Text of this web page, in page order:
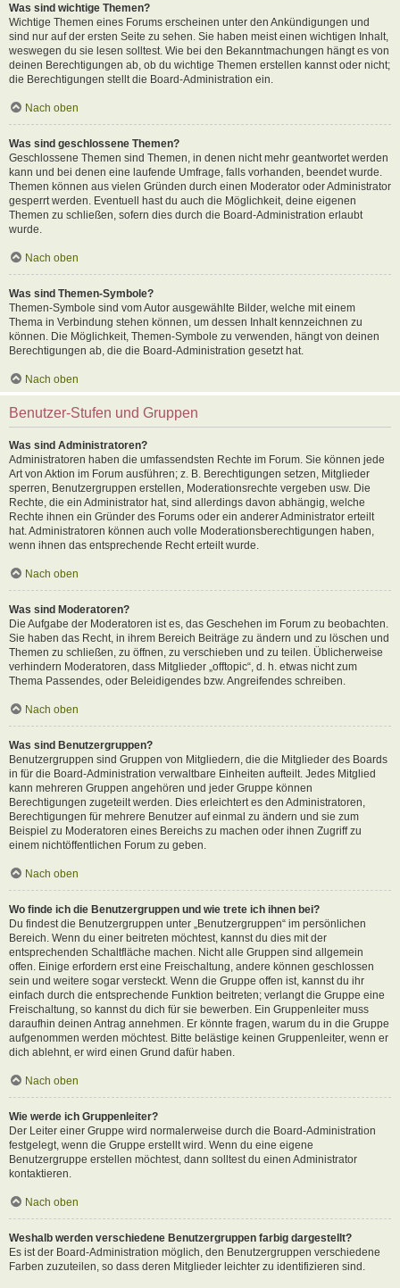
Was sind wichtige Themen?
Wichtige Themen eines Forums erscheinen unter den Ankündigungen und
sind nur auf der ersten Seite zu sehen. Sie haben meist einen wichtigen Inhalt,
weswegen du sie lesen solltest. Wie bei den Bekanntmachungen hängt es von
deinen Berechtigungen ab, ob du wichtige Themen erstellen kannst oder nicht;
die Berechtigungen stellt die Board-Administration ein.
Nach oben
Was sind geschlossene Themen?
Geschlossene Themen sind Themen, in denen nicht mehr geantwortet werden
kann und bei denen eine laufende Umfrage, falls vorhanden, beendet wurde.
Themen können aus vielen Gründen durch einen Moderator oder Administrator
gesperrt werden. Eventuell hast du auch die Möglichkeit, deine eigenen
Themen zu schließen, sofern dies durch die Board-Administration erlaubt
wurde.
Nach oben
Was sind Themen-Symbole?
Themen-Symbole sind vom Autor ausgewählte Bilder, welche mit einem
Thema in Verbindung stehen können, um dessen Inhalt kennzeichnen zu
können. Die Möglichkeit, Themen-Symbole zu verwenden, hängt von deinen
Berechtigungen ab, die die Board-Administration gesetzt hat.
Nach oben
Benutzer-Stufen und Gruppen
Was sind Administratoren?
Administratoren haben die umfassendsten Rechte im Forum. Sie können jede
Art von Aktion im Forum ausführen; z. B. Berechtigungen setzen, Mitglieder
sperren, Benutzergruppen erstellen, Moderationsrechte vergeben usw. Die
Rechte, die ein Administrator hat, sind allerdings davon abhängig, welche
Rechte ihnen ein Gründer des Forums oder ein anderer Administrator erteilt
hat. Administratoren können auch volle Moderationsberechtigungen haben,
wenn ihnen das entsprechende Recht erteilt wurde.
Nach oben
Was sind Moderatoren?
Die Aufgabe der Moderatoren ist es, das Geschehen im Forum zu beobachten.
Sie haben das Recht, in ihrem Bereich Beiträge zu ändern und zu löschen und
Themen zu schließen, zu öffnen, zu verschieben und zu teilen. Üblicherweise
verhindern Moderatoren, dass Mitglieder „offtopic“, d. h. etwas nicht zum
Thema Passendes, oder Beleidigendes bzw. Angreifendes schreiben.
Nach oben
Was sind Benutzergruppen?
Benutzergruppen sind Gruppen von Mitgliedern, die die Mitglieder des Boards
in für die Board-Administration verwaltbare Einheiten aufteilt. Jedes Mitglied
kann mehreren Gruppen angehören und jeder Gruppe können
Berechtigungen zugeteilt werden. Dies erleichtert es den Administratoren,
Berechtigungen für mehrere Benutzer auf einmal zu ändern und sie zum
Beispiel zu Moderatoren eines Bereichs zu machen oder ihnen Zugriff zu
einem nichtöffentlichen Forum zu geben.
Nach oben
Wo finde ich die Benutzergruppen und wie trete ich ihnen bei?
Du findest die Benutzergruppen unter „Benutzergruppen“ im persönlichen
Bereich. Wenn du einer beitreten möchtest, kannst du dies mit der
entsprechenden Schaltfläche machen. Nicht alle Gruppen sind allgemein
offen. Einige erfordern erst eine Freischaltung, andere können geschlossen
sein und weitere sogar versteckt. Wenn die Gruppe offen ist, kannst du ihr
einfach durch die entsprechende Funktion beitreten; verlangt die Gruppe eine
Freischaltung, so kannst du dich für sie bewerben. Ein Gruppenleiter muss
daraufhin deinen Antrag annehmen. Er könnte fragen, warum du in die Gruppe
aufgenommen werden möchtest. Bitte belästige keinen Gruppenleiter, wenn er
dich ablehnt, er wird einen Grund dafür haben.
Nach oben
Wie werde ich Gruppenleiter?
Der Leiter einer Gruppe wird normalerweise durch die Board-Administration
festgelegt, wenn die Gruppe erstellt wird. Wenn du eine eigene
Benutzergruppe erstellen möchtest, dann solltest du einen Administrator
kontaktieren.
Nach oben
Weshalb werden verschiedene Benutzergruppen farbig dargestellt?
Es ist der Board-Administration möglich, den Benutzergruppen verschiedene
Farben zuzuteilen, so dass deren Mitglieder leichter zu identifizieren sind.